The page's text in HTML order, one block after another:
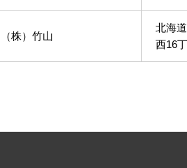
（株）竹山
北海
西16